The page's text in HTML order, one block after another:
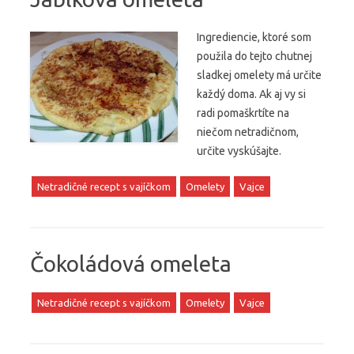
Ingrediencie, ktoré som
použila do tejto chutnej
sladkej omelety má určite
každý doma. Ak aj vy si
radi pomaškrtíte na
niečom netradičnom,
určite vyskúšajte.
Netradičné recept s vajíčkom Omelety Vajce
Čokoládová omeleta
Netradičné recept s vajíčkom Omelety Vajce